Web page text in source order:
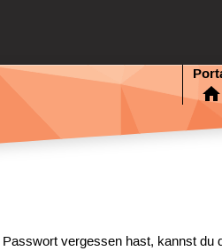
Passwort vergessen hast, kannst du